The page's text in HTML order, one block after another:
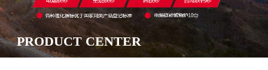
PRODUCT CENTER